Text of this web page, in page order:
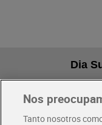
Dia
Pide hoy, recibe hoy
Nos
Tanto nosotros